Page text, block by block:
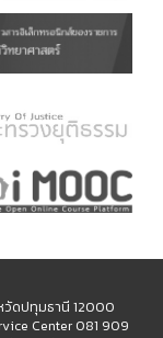
วัดปทุมธานี 12000
Center 081 909